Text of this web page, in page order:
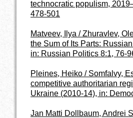
technocratic populism,
478-501
Matveev, Ilya / Zhuravlev,
the Sum of Its Parts:
in: Russian Politics 8:1, 76-
Pleines, Heiko / Somfalvy,
competitive authoritarian
Ukraine (2010-14), in:
Jan Matti Dollbaum, Andrei